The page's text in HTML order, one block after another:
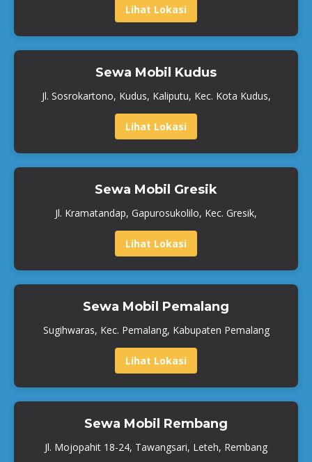
Lihat Lokasi
Sewa Mobil Kudus
Jl. Sosrokartono, Kudus, Kaliputu, Kec. Kota Kudus,
Lihat Lokasi
Sewa Mobil Gresik
Jl. Kramatandap, Gapurosukolilo, Kec. Gresik,
Lihat Lokasi
Sewa Mobil Pemalang
Sugihwaras, Kec. Pemalang, Kabupaten Pemalang
Lihat Lokasi
Sewa Mobil Rembang
Jl. Mojopahit 18-24, Tawangsari, Leteh, Rembang